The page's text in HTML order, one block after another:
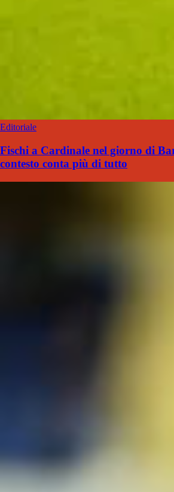
Editoriale
Fischi a Cardinale nel giorno di
contesto conta più di tutto